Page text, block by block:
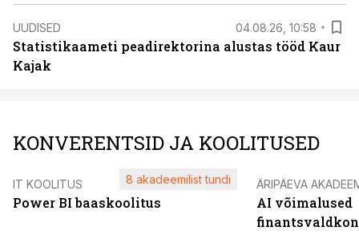
UUDISED 04.08.26, 10:58
Statistikaameti peadirektorina alustas tööd Kaur
Kajak
KONVERENTSID JA KOOLITUSED
IT KOOLITUS
Power BI baaskoolitus
8 akadeemilist tundi ÄRIPÄEVA
AI võimalused